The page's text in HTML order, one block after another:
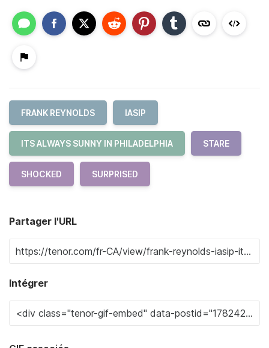
FRANK REYNOLDS IASIP
ITS ALWAYS SUNNY IN PHILADELPHIA STARE
SHOCKED SURPRISED
Partager l'URL
Intégrer